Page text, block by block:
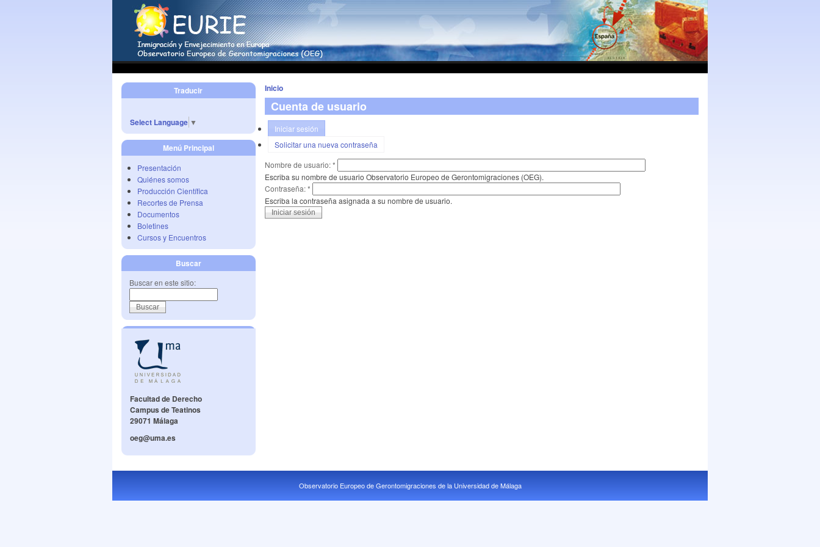
Traducir
Select Language ▼
Menú Principal
Presentación
Quiénes somos
Producción Científica
Recortes de Prensa
Documentos
Boletines
Cursos y Encuentros
Buscar
Buscar en este sitio:
Facultad de Derecho
Campus de Teatinos
29071 Málaga
oeg@uma.es
Inicio
Cuenta de usuario
Iniciar sesión
Solicitar una nueva contraseña
Nombre de usuario:*
Escriba su nombre de usuario Observatorio Europeo de Gerontomigraciones (OEG).
Contraseña:*
Escriba la contraseña asignada a su nombre de usuario.
Observatorio Europeo de Gerontomigraciones de la Universidad de Málaga